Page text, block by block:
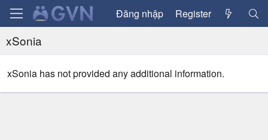
Đăng nhập Register
xSonia
xSonia has not provided any additional information.